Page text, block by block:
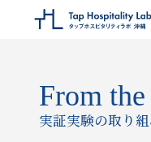
From
実証実験の取り